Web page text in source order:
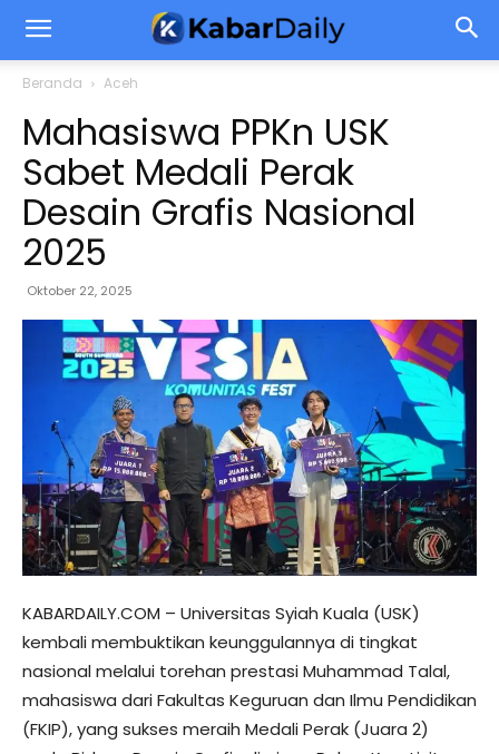
Beranda Aceh
Mahasiswa PPKn USK
Sabet Medali Perak
Desain Grafis Nasional
2025
Oktober 22, 2025
KABARDAILY.COM – Universitas Syiah Kuala (USK)
kembali membuktikan keunggulannya di tingkat
nasional melalui torehan prestasi Muhammad Talal,
mahasiswa dari Fakultas Keguruan dan Ilmu Pendidikan
(FKIP), yang sukses meraih Medali Perak (Juara 2)